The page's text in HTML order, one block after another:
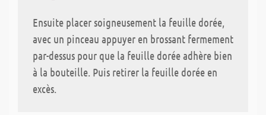
Ensuite placer soigneusement la feuille dorée,
avec un pinceau appuyer en brossant fermement
par-dessus pour que la feuille dorée adhère bien
à la bouteille. Puis retirer la feuille dorée en
excès.